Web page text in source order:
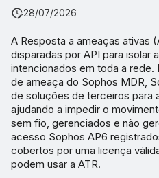
28/07/2026
A Resposta a ameaças ativas
disparadas por API para isolar
intencionados em toda a rede.
de ameaça do Sophos MDR,
de soluções de terceiros para
ajudando a impedir o
sem fio, gerenciados e não
acesso Sophos AP6
cobertos por uma licença
podem usar a ATR.